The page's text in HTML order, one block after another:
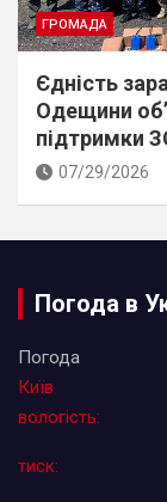
ГРОМАДА
Єдність
Одещини
підтримки
07/29/2026
Погода в
Погода
Київ
вологість:
тиск: